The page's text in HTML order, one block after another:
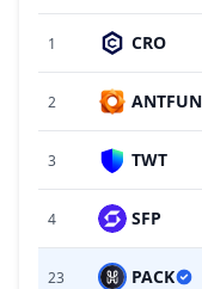
1 CRO
2 ANTFUN
3 TWT
4 SFP
23 PACK